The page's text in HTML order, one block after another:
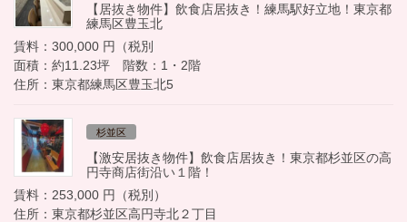
【居抜き物件】飲食店居抜き！練馬駅好立地！東京都
練馬区豊玉北
賃料：300,000 円（税別
面積：約11.23坪 階数：1・2階
住所：東京都練馬区豊玉北5
杉並区
【激安居抜き物件】飲食店居抜き！東京都杉並区の高
円寺商店街沿い１階！
賃料：253,000 円（税別）
住所：東京都杉並区高円寺北２丁目